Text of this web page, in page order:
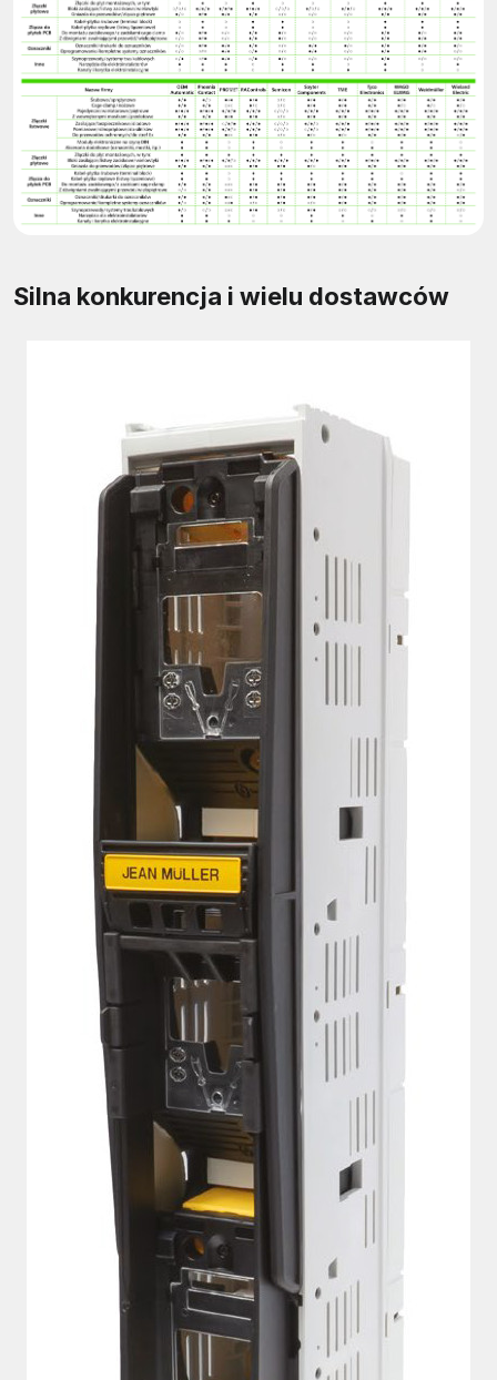
Silna konkurencja i wielu dostawców